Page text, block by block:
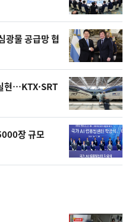
광물 공급망 협
현…KTX·SRT
장 규모